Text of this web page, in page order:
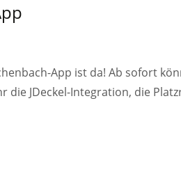
App ist da! Ab sofort
die JDeckel-Integration, die